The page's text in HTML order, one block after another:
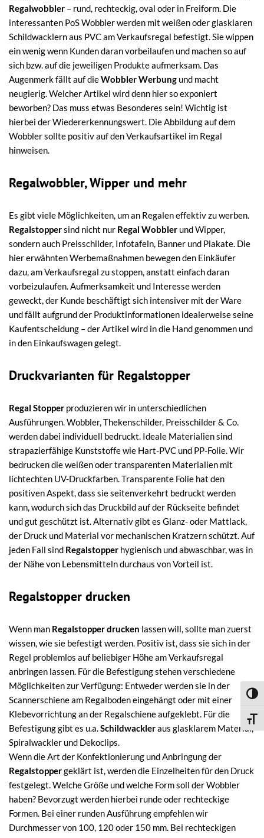
Regalwobbler – rund, rechteckig, oval oder in Freiform. Die
interessanten PoS Wobbler werden mit weißen oder glasklaren
Schildwacklern aus PVC am Verkaufsregal befestigt. Sie wippen
ein wenig wenn Kunden daran vorbeilaufen und machen so auf
sich bzw. auf die jeweiligen Produkte aufmerksam. Das
Augenmerk fällt auf dieWobbler Werbung und macht
neugierig. Welcher Artikel wird denn hier so exponiert
beworben? Das muss etwas Besonderes sein! Wichtig ist
hierbei der Wiedererkennungswert. Die Abbildung auf dem
Wobbler sollte positiv auf den Verkaufsartikel im Regal
hinweisen.
Regalwobbler, Wipper und mehr
Es gibt viele Möglichkeiten, um an Regalen effektiv zu werben.
Regalstoppersind nicht nur Regal Wobbler und Wipper,
sondern auch Preisschilder, Infotafeln, Banner und Plakate. Die
hier erwähnten Werbemaßnahmen bewegen den Einkäufer
dazu, am Verkaufsregal zu stoppen, anstatt einfach daran
vorbeizulaufen. Aufmerksamkeit und Interesse werden
geweckt, der Kunde beschäftigt sich intensiver mit der Ware
und fällt aufgrund der Produktinformationen idealerweise seine
Kaufentscheidung – der Artikel wird in die Hand genommen und
in den Einkaufswagen gelegt.
Druckvarianten für Regalstopper
Regal Stopper produzieren wir in unterschiedlichen
Ausführungen. Wobbler, Thekenschilder, Preisschilder & Co.
werden dabei individuell bedruckt. Ideale Materialien sind
strapazierfähige Kunststoffe wie Hart-PVC und PP-Folie. Wir
bedrucken die weißen oder transparenten Materialien mit
lichtechten UV-Druckfarben. Transparente Folie hat den
positiven Aspekt, dass sie seitenverkehrt bedruckt werden
kann, wodurch sich das Druckbild auf der Rückseite befindet
und gut geschützt ist. Alternativ gibt es Glanz- oder Mattlack,
der Druck und Material vor mechanischen Kratzern schützt. Auf
jeden Fall sind Regalstopper hygienisch und abwaschbar, was in
der Nähe von Lebensmitteln durchaus von Vorteil ist.
Regalstopper drucken
Wenn man Regalstopper drucken lassen will, sollte man zuerst
wissen, wie sie befestigt werden. Positiv ist, dass sie sich in der
Regel problemlos auf beliebiger Höhe am Verkaufsregal
anbringen lassen. Für die Befestigung stehen verschiedene
Möglichkeiten zur Verfügung: Entweder werden sie in der
Scannerschiene am Regalboden eingehängt oder mit einer
Klebevorrichtung an der Regalschiene aufgeklebt. Für die
Befestigung gibt es u.a.Schildwackleraus glasklarem Material,
Spiralwackler und Dekoclips.
Wenn die Art der Konfektionierung und Anbringung der
Regalstoppergeklärt ist, werden die Einzelheiten für den Druck
festgelegt. Welche Größe und welche Form soll der Wobbler
haben? Bevorzugt werden hierbei runde oder rechteckige
Formen. Bei einer runden Ausführung empfehlen wir
Durchmesser von 100, 120 oder 150 mm. Bei rechteckigen